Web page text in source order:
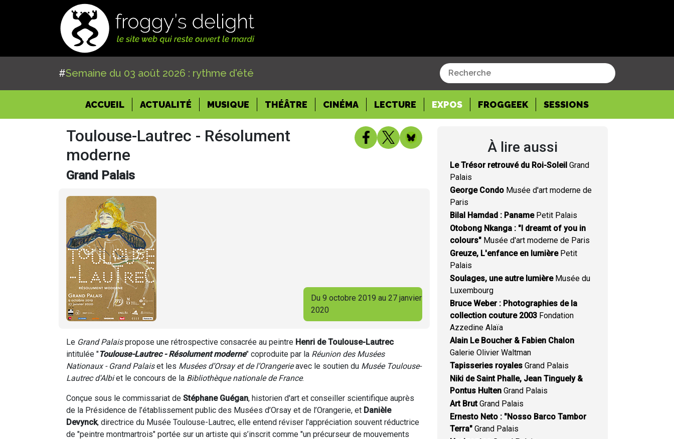
#Semaine du 03 août 2026 : rythme d'été
ACCUEIL(CURRENT)
ACTUALITÉ MUSIQUE THÉÂTRE CINÉMA LECTURE EXPOS FROGGEEK SESSIONS
Toulouse-Lautrec - Résolument
moderne
Grand Palais
Du 9 octobre 2019 au 27 janvier
2020
Le Grand Palaispropose une rétrospective consacrée au peintre Henri de Toulouse-Lautrec
intitulée "Toulouse-Lautrec - Résolument moderne" coproduite par la Réunion des Musées
Nationaux - Grand Palaiset les Musées d’Orsay et de l’Orangerieavec le soutien du Musée Toulouse-
Lautrec d'Albiet le concours de la Bibliothèque nationale de France.
Conçue sous le commissariat de Stéphane Guégan, historien d'art et conseiller scientifique auprès
de la Présidence de l’établissement public des Musées d’Orsay et de l’Orangerie, et Danièle
Devynck, directrice du Musée Toulouse-Lautrec, elle entend réviser l'appréciation souvent réductrice
de "peintre montmartrois" portée sur un artiste qui s’inscrit comme "un précurseur de mouvements
À lire aussi
Le Trésor retrouvé du Roi-Soleil Grand
Palais
George Condo Musée d'art moderne de
Paris
Bilal Hamdad : PanamePetit Palais
Otobong Nkanga : "I dreamt of you in
colours" Musée d'art moderne de Paris
Greuze, L'enfance en lumièrePetit
Palais
Soulages, une autre lumièreMusée du
Luxembourg
Bruce Weber : Photographies de la
collection couture 2003 Fondation
Azzedine Alaïa
Alain Le Boucher & Fabien Chalon
Galerie Olivier Waltman
Tapisseries royales Grand Palais
Niki de Saint Phalle, Jean Tinguely &
Pontus Hulten Grand Palais
Art BrutGrand Palais
Ernesto Neto : "Nosso Barco Tambor
Terra" Grand Palais